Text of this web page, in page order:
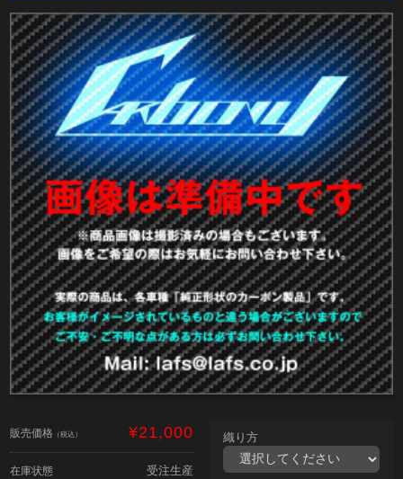
販売価格 （税込） ¥21,000
在庫状態 受注生産
織り方